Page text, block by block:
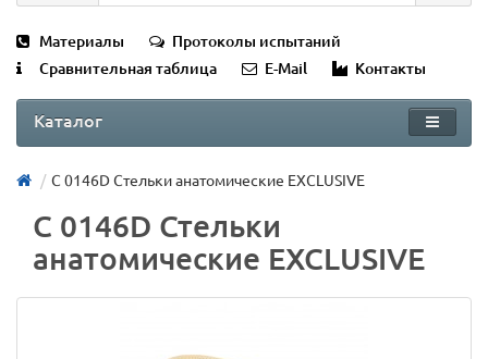
Материалы
Протоколы испытаний
Сравнительная таблица
E-Mail Контакты
Каталог
С 0146D Стельки анатомические EXCLUSIVE
С 0146D Стельки
анатомические EXCLUSIVE